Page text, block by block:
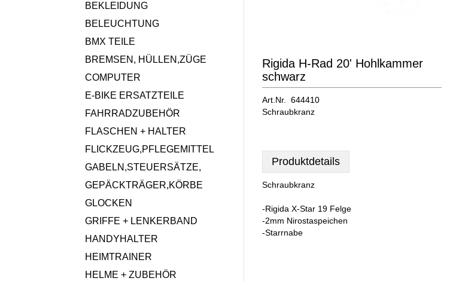
BEKLEIDUNG
BELEUCHTUNG
BMX TEILE
BREMSEN, HÜLLEN,ZÜGE
COMPUTER
E-BIKE ERSATZTEILE
FAHRRADZUBEHÖR
FLASCHEN + HALTER
FLICKZEUG,PFLEGEMITTEL
GABELN,STEUERSÄTZE,
GEPÄCKTRÄGER,KÖRBE
GLOCKEN
GRIFFE + LENKERBAND
HANDYHALTER
HEIMTRAINER
HELME + ZUBEHÖR
Rigida H-Rad 20' Hohlkammer
schwarz
Art.Nr. 644410
Schraubkranz
Produktdetails
Schraubkranz
-Rigida X-Star 19 Felge
-2mm Nirostaspeichen
-Starrnabe